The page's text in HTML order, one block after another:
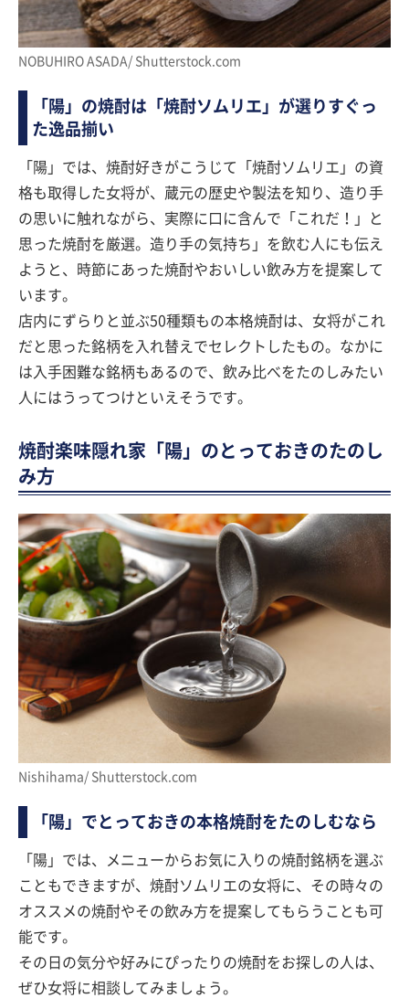
NOBUHIRO ASADA/ Shutterstock.com
「陽」の焼酎は「焼酎ソムリエ」が選りすぐっ
た逸品揃い
「陽」では、焼酎好きがこうじて「焼酎ソムリエ」の資
格も取得した女将が、蔵元の歴史や製法を知り、造り手
の思いに触れながら、実際に口に含んで「これだ！」と
思った焼酎を厳選。造り手の気持ち」を飲む人にも伝え
ようと、時節にあった焼酎やおいしい飲み方を提案して
います。
店内にずらりと並ぶ50種類もの本格焼酎は、女将がこれ
だと思った銘柄を入れ替えでセレクトしたもの。なかに
は入手困難な銘柄もあるので、飲み比べをたのしみたい
人にはうってつけといえそうです。
焼酎楽味隠れ家「陽」のとっておきのたのし
み方
Nishihama/ Shutterstock.com
「陽」でとっておきの本格焼酎をたのしむなら
「陽」では、メニューからお気に入りの焼酎銘柄を選ぶ
こともできますが、焼酎ソムリエの女将に、その時々の
オススメの焼酎やその飲み方を提案してもらうことも可
能です。
その日の気分や好みにぴったりの焼酎をお探しの人は、
ぜひ女将に相談してみましょう。